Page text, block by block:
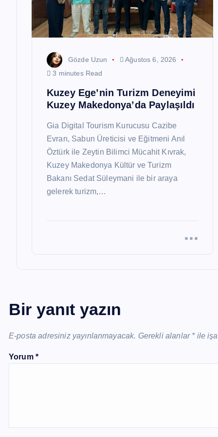
Gözde Uzun
Ağustos 6, 2026
3 minutes Read
Kuzey Ege’nin Turizm Deneyimi
Kuzey Makedonya’da Paylaşıldı
Gia Digital Tourism Kurucusu Cazibe
Evran, Sabun Üreticisi ve Eğitmeni Anıl
Öztürk ile Zeytin Bilimci Mücahit Kıvrak,
Kuzey Makedonya Kültür ve Turizm
Bakanı Sedat Süleymani ile bir araya
gelerek turizm,…
Bir yanıt yazın
E-posta adresiniz yayınlanmayacak. Gerekli alanlar *ile
Yorum *